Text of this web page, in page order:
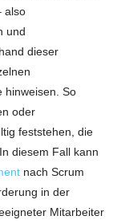
also
und
dieser
hinweisen. So
oder
feststehen, die
diesem Fall kann
nach Scrum
in der
Mitarbeiter